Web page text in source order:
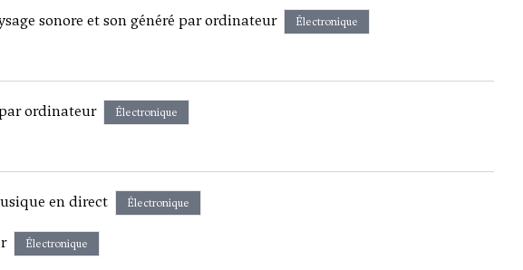
sonore et son généré par ordinateur Électronique
ordinateur Électronique
en direct Électronique
Électronique